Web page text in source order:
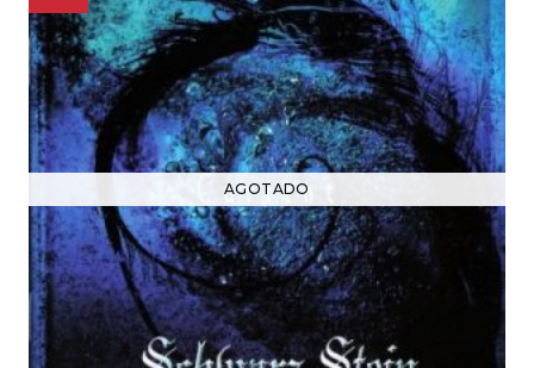
AGOTADO